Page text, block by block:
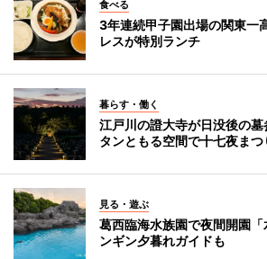
食べる
3年連続甲子園出場の関東
レスが特別ランチ
暮らす・働く
江戸川の證大寺が日没後の
タンともる空間で十七夜まつ
見る・遊ぶ
葛西臨海水族園で夜間開園
ンギン夕暮れガイドも